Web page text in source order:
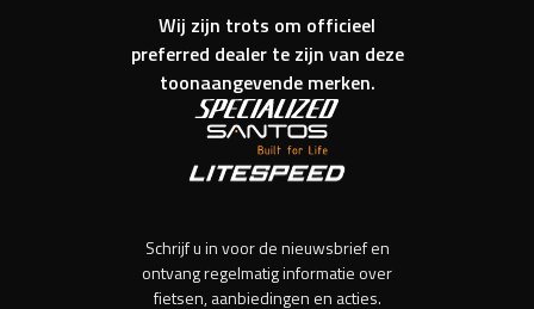
Wij zijn trots om officieel
preferred dealer te zijn van deze
toonaangevende merken.
Schrijf u in voor de nieuwsbrief en
ontvang regelmatig informatie over
fietsen, aanbiedingen en acties.